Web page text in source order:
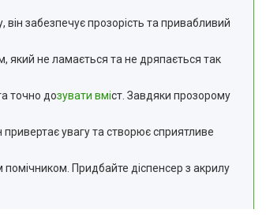
він забезпечує прозорість та привабливий
який не ламається та не дряпається так
точно дозувати вміст. Завдяки прозорому
увагу та створює сприятливе
помічником. Придбайте діспенсер з акрилу